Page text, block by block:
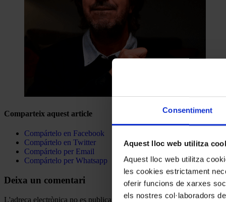
Consentiment
Aquest lloc web utilitza
Aquest lloc web utilitza
les cookies estrictament
oferir funcions de xarxes
els nostres col·laboradors
Comparteix aquest article
Compártelo en Facebook
Compártelo en Twitter
Compártelo per Email
Compártelo per Whatsapp
Deixa un comentari
L'adreça electrònica no es publicarà. Els camps necessaris estan